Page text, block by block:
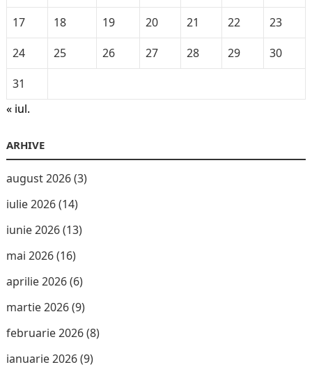
17
18 19 20 21 22
23
24
25 26 27 28 29
30
31
« iul.
ARHIVE
august 2026(3)
iulie 2026(14)
iunie 2026(13)
mai 2026(16)
aprilie 2026(6)
martie 2026(9)
februarie 2026(8)
ianuarie 2026(9)